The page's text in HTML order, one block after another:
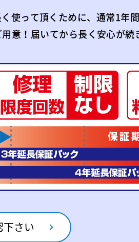
使って頂くために、通常1年
意！届いてから長く安心が続
さい